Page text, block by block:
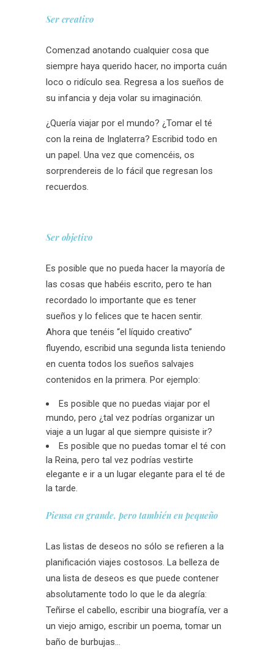
Ser creativo
Comenzad anotando cualquier cosa que
siempre haya querido hacer, no importa cuán
loco o ridículo sea. Regresa a los sueños de
su infancia y deja volar su imaginación.
¿Quería viajar por el mundo? ¿Tomar el té
con la reina de Inglaterra? Escribid todo en
un papel. Una vez que comencéis, os
sorprendereis de lo fácil que regresan los
recuerdos.
Ser objetivo
Es posible que no pueda hacer la mayoría de
las cosas que habéis escrito, pero te han
recordado lo importante que es tener
sueños y lo felices que te hacen sentir.
Ahora que tenéis “el líquido creativo”
fluyendo, escribid una segunda lista teniendo
en cuenta todos los sueños salvajes
contenidos en la primera. Por ejemplo:
Es posible que no puedas viajar por el
mundo, pero ¿tal vez podrías organizar un
viaje a un lugar al que siempre quisiste ir?
Es posible que no puedas tomar el té con
la Reina, pero tal vez podrías vestirte
elegante e ir a un lugar elegante para el té de
la tarde.
Piensa en grande, pero también en pequeño
Las listas de deseos no sólo se refieren a la
planificación viajes costosos. La belleza de
una lista de deseos es que puede contener
absolutamente todo lo que le da alegría:
Teñirse el cabello, escribir una biografía, ver a
un viejo amigo, escribir un poema, tomar un
baño de burbujas…